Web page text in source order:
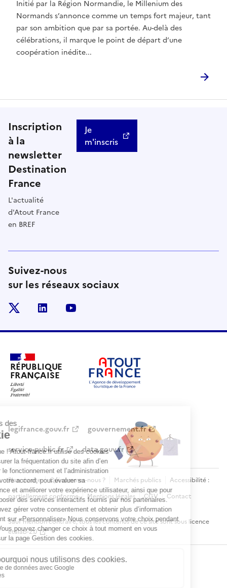
Initié par la Région Normandie, le Millenium des
Normands s’annonce comme un temps fort majeur, tant
par son ambition que par sa portée. Au-delà des
célébrations, il marque le point de départ d’une
coopération inédite...
Inscription
à la
newsletter
Destination
France
L'actualité
d'Atout France
en BREF
Je
m'inscris
Suivez-nous
sur les réseaux sociaux
linkedin
RÉPUBLIQUE
FRANÇAISE
legifrance.gouv.fr
gouvernement.fr
service-public.fr
data.gouv.fr
Plan du site Qui sommes-nous ? Marchés publics
Accessibilité :
partiellement conforme
Mentions légales CGV Contact
Sauf mention contraire, tous les contenus de ce site sont sous licence
etalab-2.0